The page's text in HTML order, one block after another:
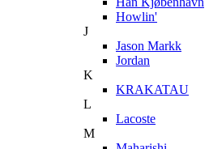
Howlin'
J
Jason Markk
Jordan
K
KRAKATAU
L
Lacoste
M